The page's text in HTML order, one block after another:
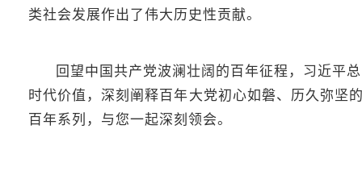
类社会发展作出了伟大历史性贡献。
回望中国共产党波澜壮阔的百年征程，习近平
时代价值，深刻阐释百年大党初心如磐、历久弥坚
百年系列，与您一起深刻领会。